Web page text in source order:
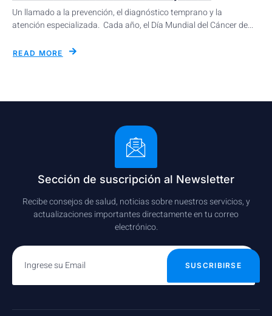
Un llamado a la prevención, el diagnóstico temprano y la
atención especializada. Cada año, el Día Mundial del Cáncer de...
READ MORE
Sección de suscripción al Newsletter
Recibe consejos de salud, noticias sobre nuestros servicios, y
actualizaciones importantes directamente en tu correo
electrónico.
SUSCRIBIRSE